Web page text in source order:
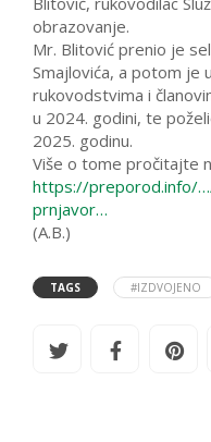
obrazovanje.
Mr. Blitović prenio je
Smajlovića, a potom je
rukovodstvima i
u 2024. godini, te
2025. godinu.
Više o tome pročitajte
https://preporod.info/
prnjavor…
(A.B.)
TAGS #IZDVOJENO